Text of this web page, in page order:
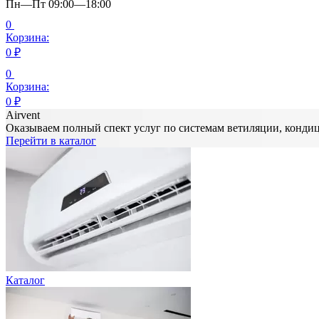
Пн—Пт 09:00—18:00
0
Корзина:
0 ₽
0
Корзина:
0 ₽
Airvent
Оказываем полный спект услуг по системам ветиляции,
Перейти в каталог
Каталог